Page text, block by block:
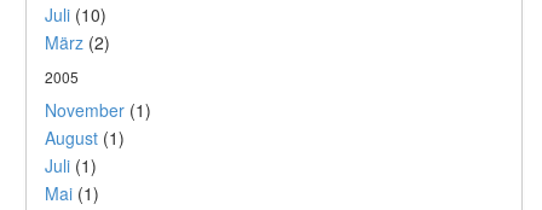
Juli (10)
März (2)
2005
November (1)
August (1)
Juli (1)
Mai (1)